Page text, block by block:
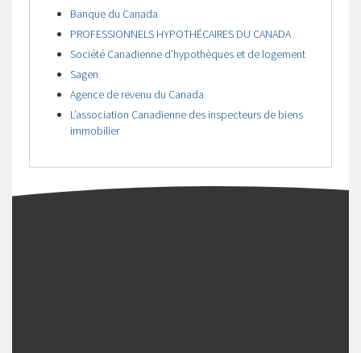
Banque du Canada
PROFESSIONNELS HYPOTHÉCAIRES DU CANADA
Société Canadienne d’hypothèques et de logement
Sagen
Agence de revenu du Canada
L’association Canadienne des inspecteurs de biens
immobilier